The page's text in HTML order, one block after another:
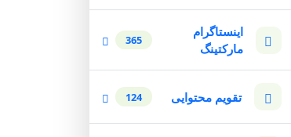
اینستاگرام
مارکتینگ
365
تقویم محتوایی 124